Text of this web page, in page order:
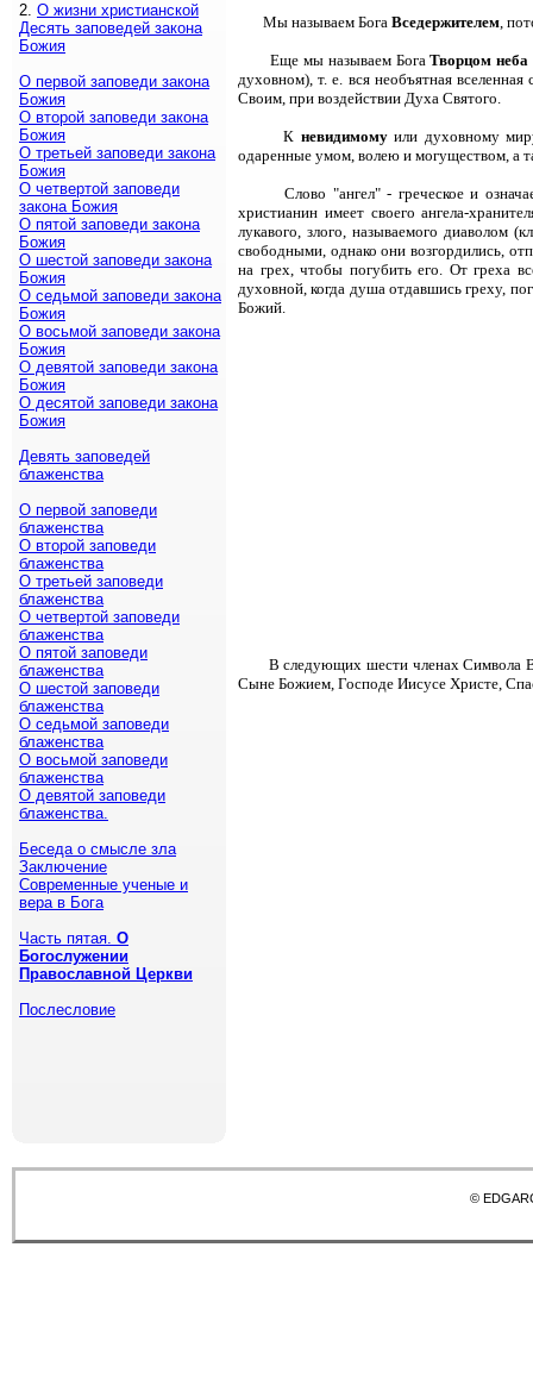
Мы называем Бога Вседержителем,
Еще мы называем БогаТворцом неба
духовном), т. е. вся необъятная
Своим, при воздействии Духа Святого.
К невидимомуили духовному
одаренные умом, волею и могуществом, а
Слово "ангел" - греческое и
христианин имеет своего ангела-
лукавого, злого, называемого
свободными, однако они возгордились,
на грех, чтобы погубить его. От греха
духовной, когда душа отдавшись греху,
Божий.
В следующих шести членах Символа
Сыне Божием, Господе Иисусе Христе,
2. О жизни христианской
Десять заповедей закона
Божия
О первой заповеди закона
Божия
О второй заповеди закона
Божия
О третьей заповеди закона
Божия
О четвертой заповеди
закона Божия
О пятой заповеди закона
Божия
О шестой заповеди закона
Божия
О седьмой заповеди закона
Божия
О восьмой заповеди закона
Божия
О девятой заповеди закона
Божия
О десятой заповеди закона
Божия
Девять заповедей
блаженства
О первой заповеди
блаженства
О второй заповеди
блаженства
О третьей заповеди
блаженства
О четвертой заповеди
блаженства
О пятой заповеди
блаженства
О шестой заповеди
блаженства
О седьмой заповеди
блаженства
О восьмой заповеди
блаженства
О девятой заповеди
блаженства.
Беседа о смысле зла
Заключение
Современные ученые и
вера в Бога
Часть пятая. О
Богослужении
Православной Церкви
Послесловие
©